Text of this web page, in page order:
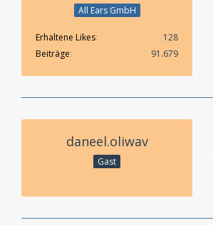
All Ears GmbH
Erhaltene Likes
128
Beiträge
91.679
daneel.oliwav
Gast